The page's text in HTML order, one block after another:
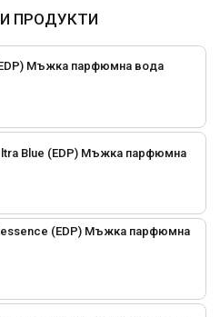
ПРОДУКТИ
Mont Blanc Explorer (EDP) Мъжка парфюмна вода
Мъжка парфюмна